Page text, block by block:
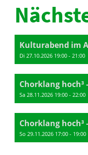
Kulturabend im
Di 27.10.2026 19:00 - 21:00
Sa 28.11.2026 19:00 - 22:00
So 29.11.2026 17:00 - 19:00